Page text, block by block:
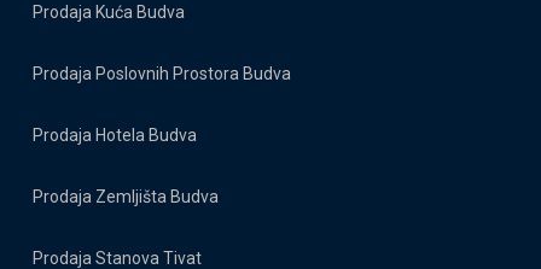
Prodaja Kuća Budva
Prodaja Poslovnih Prostora Budva
Prodaja Hotela Budva
Prodaja Zemljišta Budva
Prodaja Stanova Tivat